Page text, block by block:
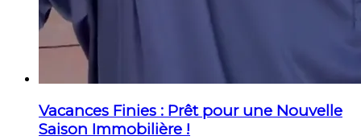
Vacances Finies : Prêt pour une Nouvelle
Saison Immobilière !